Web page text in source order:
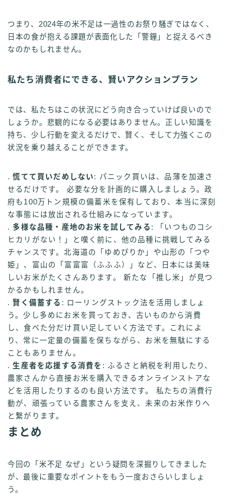
つまり、2024年の米不足は一過性のお祭り騒ぎではなく、
日本の食が抱える課題が表面化した「警鐘」と捉えるべき
なのかもしれません。
私たち消費者にできる、賢いアクションプラン
では、私たちはこの状況にどう向き合っていけば良いので
しょうか。悲観的になる必要はありません。正しい知識を
持ち、少し行動を変えるだけで、賢く、そして力強くこの
状況を乗り越えることができます。
.慌てて買いだめしない: パニック買いは、品薄を加速さ
せるだけです。 必要な分を計画的に購入しましょう。政
府も100万トン規模の備蓄米を保有しており、本当に深刻
な事態には放出される仕組みになっています。
. 多様な品種・産地のお米を試してみる : 「いつものコシ
ヒカリがない！」と嘆く前に、他の品種に挑戦してみる
チャンスです。北海道の「ゆめぴりか」や山形の「つや
姫」、富山の「富富富（ふふふ）」など、日本には美味
しいお米がたくさんあります。 新たな「推し米」が見つ
かるかもしれません。
. 賢く備蓄する : ローリングストック法を活用しましょ
う。少し多めにお米を買っておき、古いものから消費
し、食べた分だけ買い足していく方法です。これによ
り、常に一定量の備蓄を保ちながら、お米を無駄にする
こともありません。
.生産者を応援する消費を : ふるさと納税を利用したり、
農家さんから直接お米を購入できるオンラインストアな
どを活用したりするのも良い方法です。 私たちの消費行
動が、頑張っている農家さんを支え、未来のお米作りへ
と繋がります。
まとめ
今回の「米不足 なぜ」という疑問を深掘りしてきました
が、最後に重要なポイントをもう一度おさらいしましょ
う。